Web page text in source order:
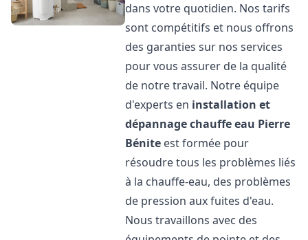
dans votre quotidien. Nos tarifs
sont compétitifs et nous offrons
des garanties sur nos services
pour vous assurer de la qualité
de notre travail. Notre équipe
d'experts en installation et
dépannage chauffe eau Pierre
Bénite est formée pour
résoudre tous les problèmes liés
à la chauffe-eau, des problèmes
de pression aux fuites d'eau.
Nous travaillons avec des